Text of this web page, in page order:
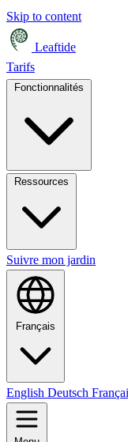
Skip to content
Leaftide
Tarifs
Suivre mon jardin
Français
English Deutsch